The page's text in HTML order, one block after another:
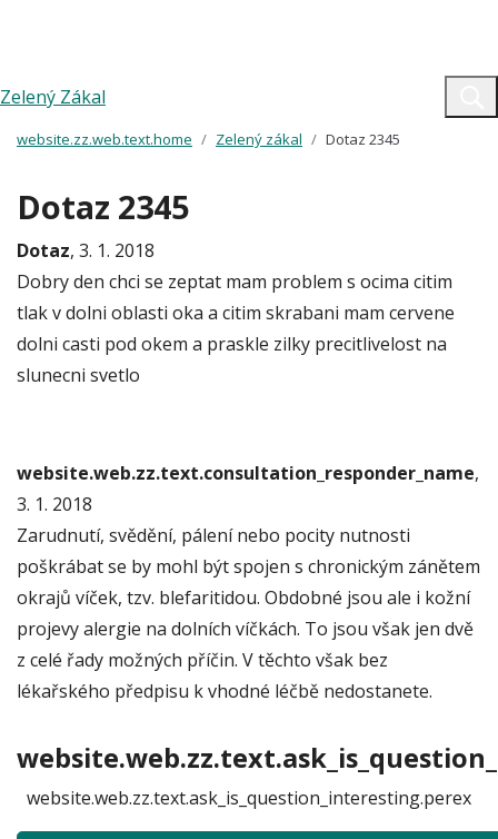
Zelený Zákal
website.zz.web.text.home Zelený zákal Dotaz 2345
Dotaz 2345
Dotaz, 3. 1. 2018
Dobry den chci se zeptat mam problem s ocima citim
tlak v dolni oblasti oka a citim skrabani mam cervene
dolni casti pod okem a praskle zilky precitlivelost na
slunecni svetlo
website.web.zz.text.consultation_responder_name,
3. 1. 2018
Zarudnutí, svědění, pálení nebo pocity nutnosti
poškrábat se by mohl být spojen s chronickým zánětem
okrajů víček, tzv. blefaritidou. Obdobné jsou ale i kožní
projevy alergie na dolních víčkách. To jsou však jen dvě
z celé řady možných příčin. V těchto však bez
lékařského předpisu k vhodné léčbě nedostanete.
website.web.zz.text.ask_is_question_interesting.perex